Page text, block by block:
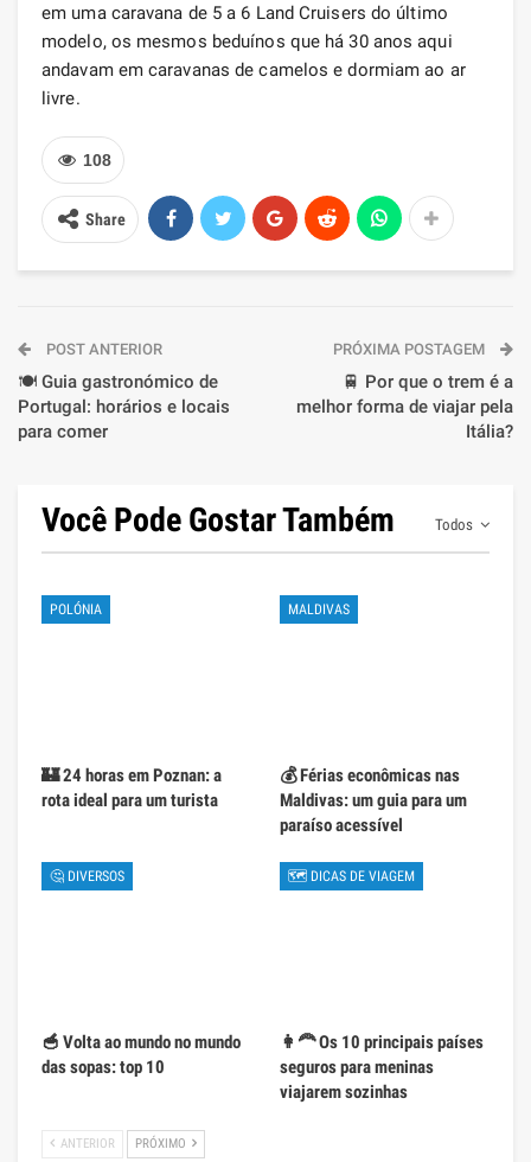
em uma caravana de 5 a 6 Land Cruisers do último
modelo, os mesmos beduínos que há 30 anos aqui
andavam em caravanas de camelos e dormiam ao ar
livre.
108
Share
POST ANTERIOR
🍽️ Guia gastronómico de
Portugal: horários e locais
para comer
PRÓXIMA POSTAGEM
🚆 Por que o trem é a
melhor forma de viajar pela
Itália?
Todos
Você Pode Gostar Também
POLÓNIA
🏰 24 horas em Poznan: a
rota ideal para um turista
MALDIVAS
💰 Férias econômicas nas
Maldivas: um guia para um
paraíso acessível
🤔 DIVERSOS
🥣 Volta ao mundo no mundo
das sopas: top 10
🗺 DICAS DE VIAGEM
👩‍🦰 Os 10 principais países
seguros para meninas
viajarem sozinhas
ANTERIOR PRÓXIMO